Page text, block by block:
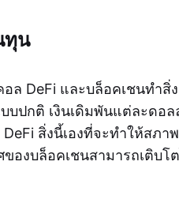
ทุน
ล DeFi และบล็อคเชนทำสิ่
บปกติ เงินเดิมพันแต่ละดอ
สิ่งนี้เองที่จะทำให้สภ
องบล็อคเชนสามารถเติบโ